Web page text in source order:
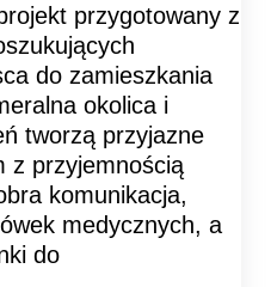
przygotowany z
do zamieszkania
okolica i
tworzą przyjazne
z przyjemnością
komunikacja,
medycznych, a
do